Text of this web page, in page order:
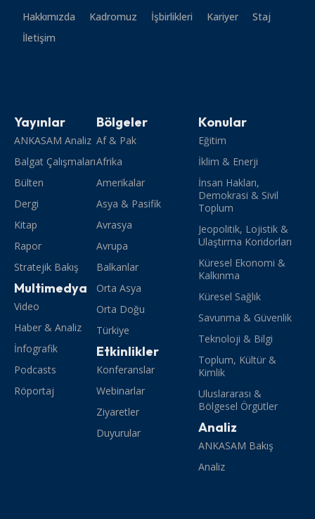
Hakkımızda Kadromuz İşbirlikleri Kariyer
Staj
İletişim
Yayınlar
ANKASAM Analiz
Balgat Çalışmaları
Bülten
Dergi
Kitap
Rapor
Stratejik Bakış
Multimedya
Video
Haber & Analiz
İnfografik
Podcasts
Röportaj
Bölgeler
Af & Pak
Afrika
Amerikalar
Asya & Pasifik
Avrasya
Avrupa
Balkanlar
Orta Asya
Orta Doğu
Türkiye
Etkinlikler
Konferanslar
Webinarlar
Ziyaretler
Duyurular
Konular
Eğitim
İklim & Enerji
İnsan Hakları,
Demokrasi & Sivil
Toplum
Jeopolitik, Lojistik &
Ulaştırma Koridorları
Küresel Ekonomi &
Kalkınma
Küresel Sağlık
Savunma & Güvenlik
Teknoloji & Bilgi
Toplum, Kültür &
Kimlik
Uluslararası &
Bölgesel Örgütler
Analiz
ANKASAM Bakış
Analiz